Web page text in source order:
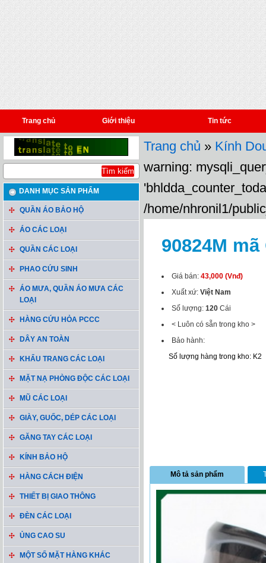
Trang chủ Giới thiệu Tin tức
DANH MỤC SẢN PHẨM
QUẦN ÁO BẢO HỘ
ÁO CÁC LOẠI
QUẦN CÁC LOẠI
PHAO CỨU SINH
ÁO MƯA, QUẦN ÁO MƯA CÁC
LOẠI
HÀNG CỨU HỎA PCCC
DÂY AN TOÀN
KHẨU TRANG CÁC LOẠI
MẶT NẠ PHÒNG ĐỘC CÁC LOẠI
MŨ CÁC LOẠI
GIÀY, GUỐC, DÉP CÁC LOẠI
GĂNG TAY CÁC LOẠI
KÍNH BẢO HỘ
HÀNG CÁCH ĐIỆN
THIẾT BỊ GIAO THÔNG
ĐÈN CÁC LOẠI
ỦNG CAO SU
MỘT SỐ MẶT HÀNG KHÁC
Trang chủ » Kính
warning:
/home/nhronil1/
90824M mã
Giá bán: 43,000 (Vnđ)
Xuất xứ: Việt Nam
Số lượng: 120 Cái
< Luôn có sẵn trong kho >
Bảo hành:
Số lượng hàng trong kho: K2
Mô tả sản phẩm